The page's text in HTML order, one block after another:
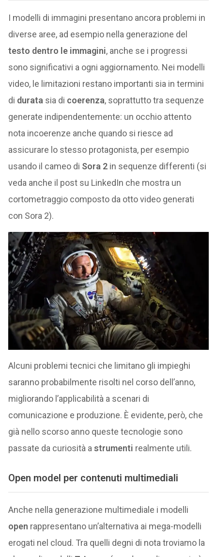
I modelli di immagini presentano ancora problemi in
diverse aree, ad esempio nella generazione del
testo dentro le immagini, anche se i progressi
sono significativi a ogni aggiornamento. Nei modelli
video, le limitazioni restano importanti sia in termini
di durata sia di coerenza, soprattutto tra sequenze
generate indipendentemente: un occhio attento
nota incoerenze anche quando si riesce ad
assicurare lo stesso protagonista, per esempio
usando il cameo di Sora 2 in sequenze differenti (si
veda anche il post su LinkedIn che mostra un
cortometraggio composto da otto video generati
con Sora 2).
Alcuni problemi tecnici che limitano gli impieghi
saranno probabilmente risolti nel corso dell’anno,
migliorando l’applicabilità a scenari di
comunicazione e produzione. È evidente, però, che
già nello scorso anno queste tecnologie sono
passate da curiosità astrumenti realmente utili.
Open model per contenuti multimediali
Anche nella generazione multimediale i modelli
open rappresentano un’alternativa ai mega-modelli
erogati nel cloud. Tra quelli degni di nota troviamo la